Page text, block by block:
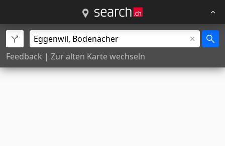
Feedback | Zur alten Karte wechseln